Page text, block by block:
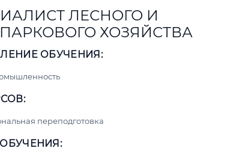
ЛЕСНОГО И
ХОЗЯЙСТВА
ОБУЧЕНИЯ:
переподготовка